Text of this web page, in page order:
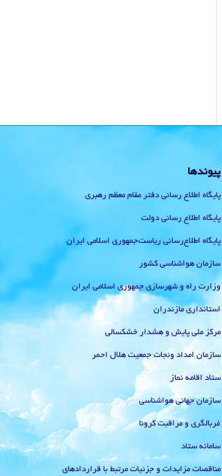
پیوندها
پایگاه اطلاع رسانی دفتر مقام معظم رهبری
پایگاه اطلاع رسانی دولت
پایگاه اطلاع‌رسانی ریاست‌جمهوری اسلامی ایران
سازمان هواشناسی کشور
وزارت راه و شهرسازی جمهوری اسلامی ایران
استانداری مازندران
مرکز ملی پایش و هشدار خشکسالی
سازمان امداد ونجات جمعیت هلال احمر
ستاد اقامه نماز
سازمان جهانی هواشناسی
غربالگری و مراقبت کرونا
سامانه ستاد
مناقصات مزایدات و جزئیات مرتبط با قراردادهای